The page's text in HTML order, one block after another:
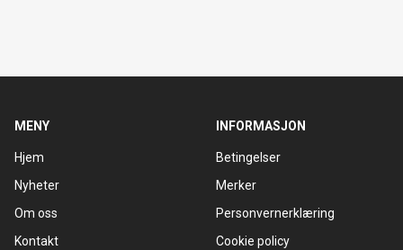
MENY
Hjem
Nyheter
Om oss
Kontakt
INFORMASJON
Betingelser
Merker
Personvernerklæring
Cookie policy